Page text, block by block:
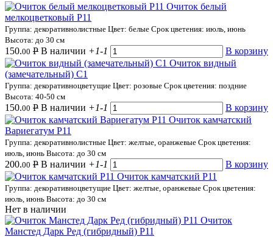
Очиток белый
мелкоцветковый Р11
Группа: декоративнолистные Цвет: белые Срок цветения: июль, июнь
Высота: до 30 см
150.00 Р В наличии +1-1
В корзину
Очиток видный
(замечательный) С1
Группа: декоративноцветущие Цвет: розовые Срок цветения: поздние
Высота: 40-50 см
150.00 Р В наличии +1-1
В корзину
Очиток камчатский
Вариегатум Р11
Группа: декоративнолистные Цвет: желтые, оранжевые Срок цветения:
июль, июнь Высота: до 30 см
200.00 Р В наличии +1-1
В корзину
Очиток камчатский Р11
Группа: декоративноцветущие Цвет: желтые, оранжевые Срок цветения:
июль, июнь Высота: до 30 см
Нет в наличии
Очиток
Манстед Дарк Ред (гибридный) Р11